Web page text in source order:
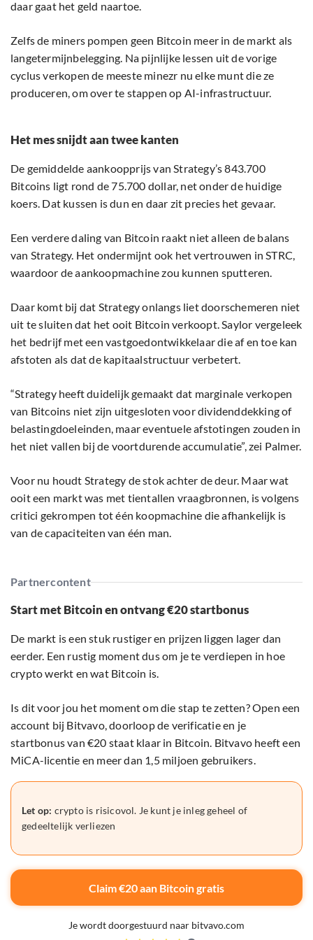
daar gaat het geld naartoe.
Zelfs de miners pompen geen Bitcoin meer in de markt als
langetermijnbelegging. Na pijnlijke lessen uit de vorige
cyclus verkopen de meeste minezr nu elke munt die ze
produceren, om over te stappen op AI-infrastructuur.
Het mes snijdt aan twee kanten
De gemiddelde aankoopprijs van Strategy’s 843.700
Bitcoins ligt rond de 75.700 dollar, net onder de huidige
koers. Dat kussen is dun en daar zit precies het gevaar.
Een verdere daling van Bitcoin raakt niet alleen de balans
van Strategy. Het ondermijnt ook het vertrouwen in STRC,
waardoor de aankoopmachine zou kunnen sputteren.
Daar komt bij dat Strategy onlangs liet doorschemeren niet
uit te sluiten dat het ooit Bitcoin verkoopt. Saylor vergeleek
het bedrijf met een vastgoedontwikkelaar die af en toe kan
afstoten als dat de kapitaalstructuur verbetert.
“Strategy heeft duidelijk gemaakt dat marginale verkopen
van Bitcoins niet zijn uitgesloten voor dividenddekking of
belastingdoeleinden, maar eventuele afstotingen zouden in
het niet vallen bij de voortdurende accumulatie”, zei Palmer.
Voor nu houdt Strategy de stok achter de deur. Maar wat
ooit een markt was met tientallen vraagbronnen, is volgens
critici gekrompen tot één koopmachine die afhankelijk is
van de capaciteiten van één man.
Partnercontent
Start met Bitcoin en ontvang €20 startbonus
De markt is een stuk rustiger en prijzen liggen lager dan
eerder. Een rustig moment dus om je te verdiepen in hoe
crypto werkt en wat Bitcoin is.
Is dit voor jou het moment om die stap te zetten? Open een
account bij Bitvavo, doorloop de verificatie en je
startbonus van €20 staat klaar in Bitcoin. Bitvavo heeft een
MiCA-licentie en meer dan 1,5 miljoen gebruikers.
Let op: crypto is risicovol. Je kunt je inleg geheel of
gedeeltelijk verliezen
Claim €20 aan Bitcoin gratis
Je wordt doorgestuurd naar bitvavo.com